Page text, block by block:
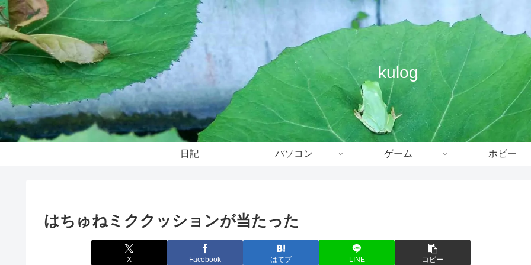
kulog
日記 パソコン ゲーム ホビー
はちゅねミククッションが当たった
X Facebook はてブ LINE コピー